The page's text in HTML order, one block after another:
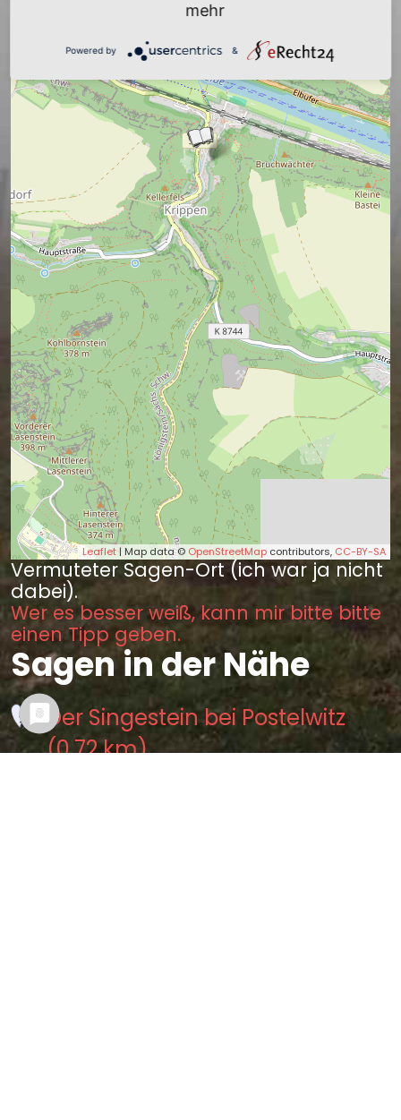
Leaflet| Map data © OpenStreetMap contributors, CC-BY-SA
Vermuteter Sagen-Ort (ich war ja nicht
dabei).
Wer es besser weiß, kann mir bitte bitte
einen Tipp geben.
Sagen in der Nähe
Der Singestein bei Postelwitz
(0.72 km)
mehr
Powered by &